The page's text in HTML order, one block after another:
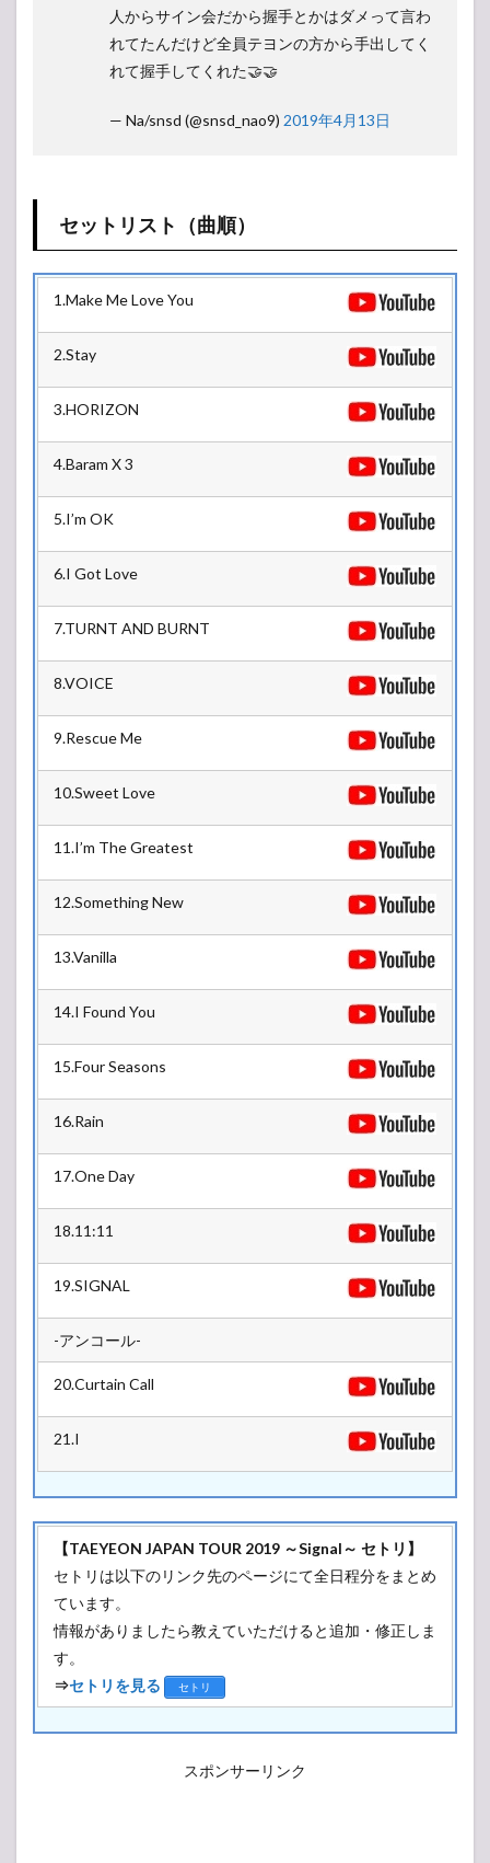
人からサイン会だから握手とかはダメって言わ
れてたんだけど全員テヨンの方から手出してく
れて握手してくれた🤝🤝
— Na/snsd (@snsd_nao9) 2019年4月13日
セットリスト（曲順）
1.Make Me Love You
2.Stay
3.HORIZON
4.Baram X 3
5.I’m OK
6.I Got Love
7.TURNT AND BURNT
8.VOICE
9.Rescue Me
10.Sweet Love
11.I’m The Greatest
12.Something New
13.Vanilla
14.I Found You
15.Four Seasons
16.Rain
17.One Day
18.11:11
19.SIGNAL
-アンコール-
20.Curtain Call
21.I
【TAEYEON JAPAN TOUR 2019 ～Signal～ セトリ】
セトリは以下のリンク先のページにて全日程分をまとめ
ています。
情報がありましたら教えていただけると追加・修正しま
す。
⇒セトリを見る セトリ
スポンサーリンク